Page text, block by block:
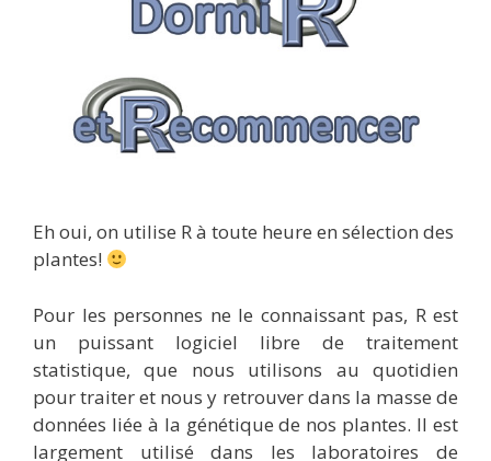
Eh oui, on utilise R à toute heure en sélection des
plantes!
Pour les personnes ne le connaissant pas, R est
un puissant logiciel libre de traitement
statistique, que nous utilisons au quotidien
pour traiter et nous y retrouver dans la masse de
données liée à la génétique de nos plantes. Il est
largement utilisé dans les laboratoires de